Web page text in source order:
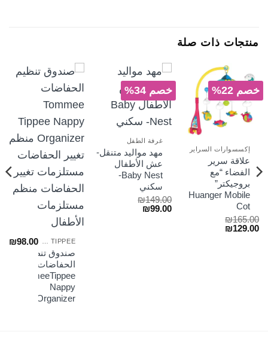
منتجات ذات صلة
خصم 22%
إكسسوارات السراير
علاقة سرير
الفضاء “مع
بروجيكتر”
Huanger Mobile
Cot
₪165.00
السعر ₪129.00
السعر
خصم 34%
غرفة الطفل
مهد مواليد متنقل-
عش الأطفال
Baby Nest-
سكني
₪149.00
السعر₪99.00
السعر
صندوق تنظيم
الحفاضات
TommeeTippee
Nappy
Organizer
₪98.00